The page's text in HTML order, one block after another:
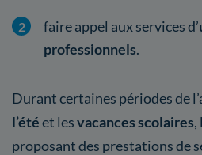
faire appel aux services d’
professionnels.
Durant certaines périodes de
l’étéet lesvacances scolaires,
proposant des prestations de